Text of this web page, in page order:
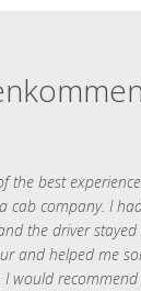
the best
cab company. I
the driver
and helped me
I would